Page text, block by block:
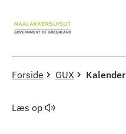
Forside GUX Kalender
Læs op